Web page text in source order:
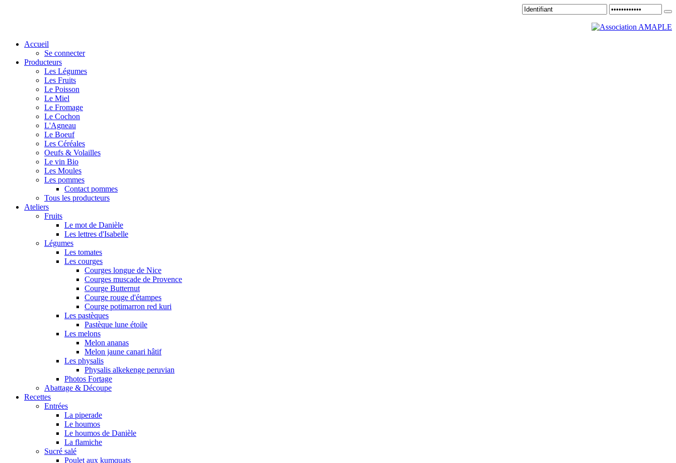
Accueil
Se connecter
Producteurs
Les Légumes
Les Fruits
Le Poisson
Le Miel
Le Fromage
Le Cochon
L'Agneau
Le Boeuf
Les Céréales
Oeufs & Volailles
Le vin Bio
Les Moules
Les pommes
Contact pommes
Tous les producteurs
Ateliers
Fruits
Le mot de Danièle
Les lettres d'Isabelle
Légumes
Les tomates
Les courges
Courges longue de Nice
Courges muscade de Provence
Courge Butternut
Courge rouge d'étampes
Courge potimarron red kuri
Les pastèques
Pastèque lune étoile
Les melons
Melon ananas
Melon jaune canari hâtif
Les physalis
Physalis alkekenge peruvian
Photos Fortage
Abattage & Découpe
Recettes
Entrées
La piperade
Le houmos
Le houmos de Danièle
La flamiche
Sucré salé
Poulet aux kumquats